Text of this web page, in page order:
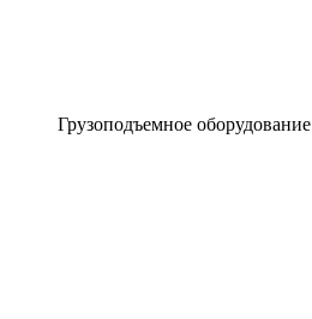
Грузоподъемное оборудование